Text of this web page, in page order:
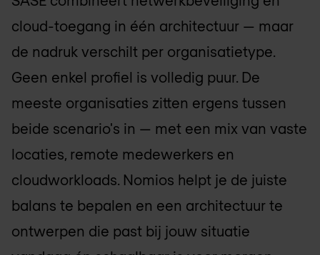
cloud-toegang in één architectuur — maar
de nadruk verschilt per organisatietype.
Geen enkel profiel is volledig puur. De
meeste organisaties zitten ergens tussen
beide scenario's in — met een mix van vaste
locaties, remote medewerkers en
cloudworkloads. Nomios helpt je de juiste
balans te bepalen en een architectuur te
ontwerpen die past bij jouw situatie